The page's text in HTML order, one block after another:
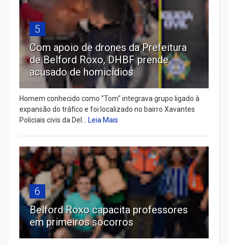
5
Com apoio de drones da Prefeitura
de Belford Roxo, DHBF prende
acusado de homicídios
Homem conhecido como "Tom" integrava grupo ligado à
expansão do tráfico e foi localizado no bairro Xavantes
Policiais civis da Del...
Leia Mais
6
Belford Roxo capacita professores
em primeiros socorros